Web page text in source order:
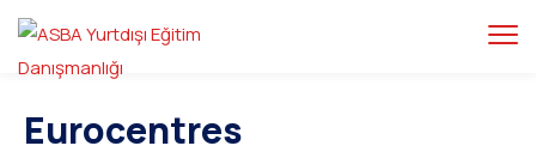
Eurocentres